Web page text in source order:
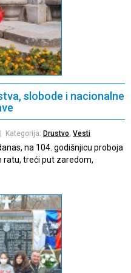
slobode i nacionalne
| Kategorija: Drustvo, Vesti
na 104. godišnjicu proboja
ratu, treći put zaredom,